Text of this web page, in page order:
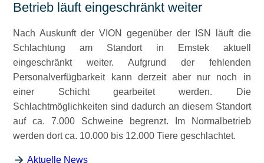
Betrieb läuft eingeschränkt weiter
Nach Auskunft der VION gegenüber der ISN läuft die
Schlachtung am Standort in Emstek aktuell
eingeschränkt weiter. Aufgrund der fehlenden
Personalverfügbarkeit kann derzeit aber nur noch in
einer Schicht gearbeitet werden. Die
Schlachtmöglichkeiten sind dadurch an diesem Standort
auf ca. 7.000 Schweine begrenzt. Im Normalbetrieb
werden dort ca. 10.000 bis 12.000 Tiere geschlachtet.
Aktuelle News